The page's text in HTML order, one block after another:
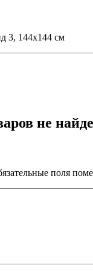
3, 144х144 см
не
поля